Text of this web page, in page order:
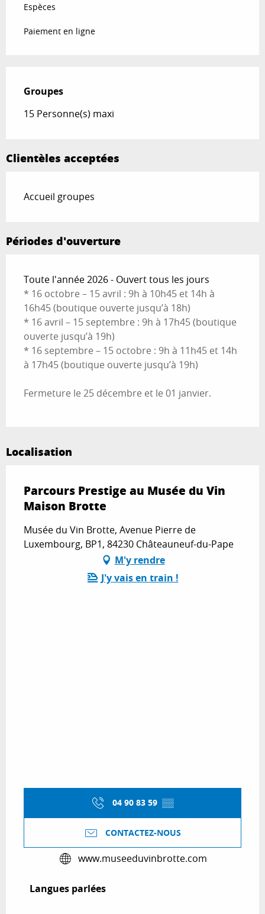
Espèces
Paiement en ligne
Groupes
Groupes
15 Personne(s) maxi
Clientèles acceptées
Accueil groupes
Périodes d'ouverture
Toute l'année 2026 - Ouvert tous les jours
* 16 octobre – 15 avril : 9h à 10h45 et 14h à
16h45 (boutique ouverte jusqu’à 18h)
* 16 avril – 15 septembre : 9h à 17h45 (boutique
ouverte jusqu’à 19h)
* 16 septembre – 15 octobre : 9h à 11h45 et 14h
à 17h45 (boutique ouverte jusqu’à 19h)
Fermeture le 25 décembre et le 01 janvier.
Localisation
Parcours Prestige au Musée du Vin
Maison Brotte
Musée du Vin Brotte, Avenue Pierre de
Luxembourg, BP1, 84230 Châteauneuf-du-Pape
M'y rendre
J'y vais en train !
04 90 83 59 ▒▒
CONTACTEZ-NOUS
www.museeduvinbrotte.com
Langues parlées
Langues parlées